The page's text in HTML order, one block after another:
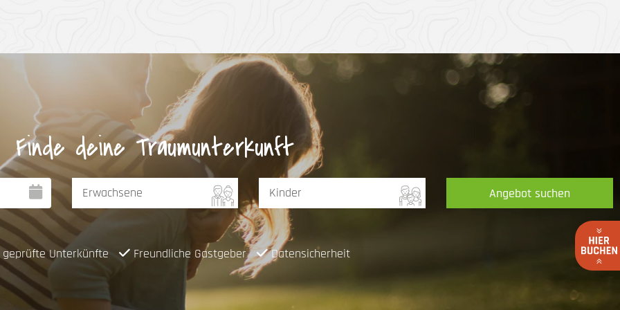
Finde deine Traumunterkunft
Angebot suchen
Unterkünfte Freundliche Gastgeber Datensicherheit